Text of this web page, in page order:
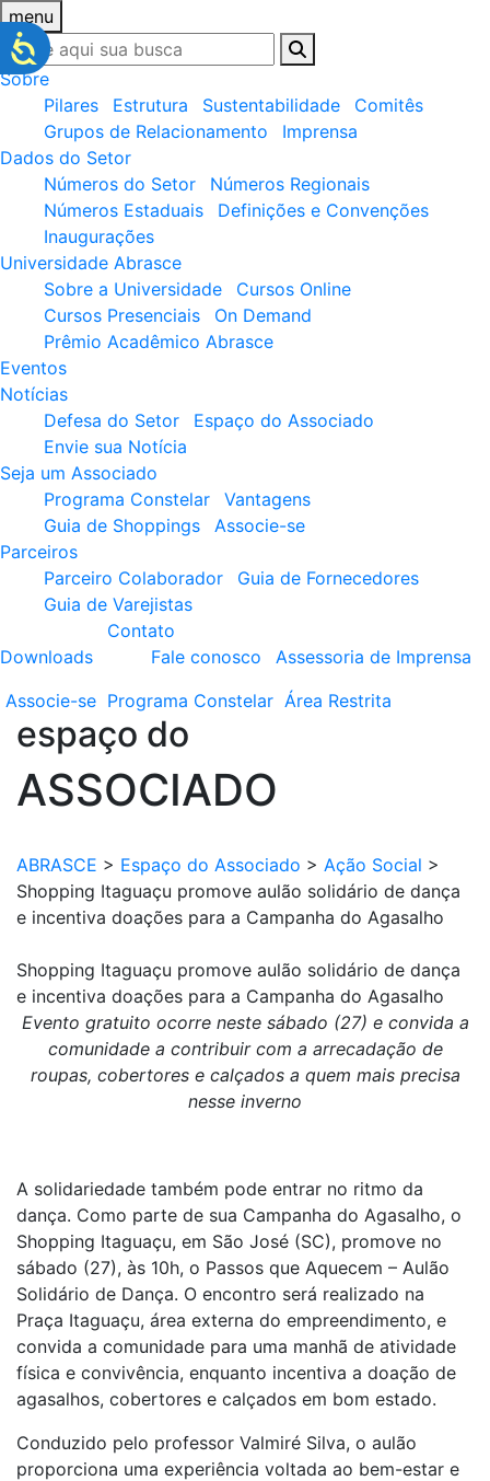
menu
Sobre
Pilares
Estrutura Sustentabilidade
Comitês
Grupos de Relacionamento
Imprensa
Dados do Setor
Números do Setor
Números Regionais
Números Estaduais
Definições e Convenções
Inaugurações
Universidade Abrasce
Sobre a Universidade
Cursos Online
Cursos Presenciais
On Demand
Prêmio Acadêmico Abrasce
Eventos
Notícias
Defesa do Setor
Espaço do Associado
Envie sua Notícia
Seja um Associado
Programa Constelar
Vantagens
Guia de Shoppings
Associe-se
Parceiros
Parceiro Colaborador
Guia de Fornecedores
Guia de Varejistas
Downloads
Contato
Fale conosco
Assessoria de Imprensa
Associe-se Programa Constelar Área Restrita
espaço do
ASSOCIADO
ABRASCE > Espaço do Associado > Ação Social >
Shopping Itaguaçu promove aulão solidário de dança
e incentiva doações para a Campanha do Agasalho
Shopping Itaguaçu promove aulão solidário de dança
e incentiva doações para a Campanha do Agasalho
Evento gratuito ocorre neste sábado (27) e convida a
comunidade a contribuir com a arrecadação de
roupas, cobertores e calçados a quem mais precisa
nesse inverno
A solidariedade também pode entrar no ritmo da
dança. Como parte de sua Campanha do Agasalho, o
Shopping Itaguaçu, em São José (SC), promove no
sábado (27), às 10h, o Passos que Aquecem – Aulão
Solidário de Dança. O encontro será realizado na
Praça Itaguaçu, área externa do empreendimento, e
convida a comunidade para uma manhã de atividade
física e convivência, enquanto incentiva a doação de
agasalhos, cobertores e calçados em bom estado.
Conduzido pelo professor Valmiré Silva, o aulão
proporciona uma experiência voltada ao bem-estar e